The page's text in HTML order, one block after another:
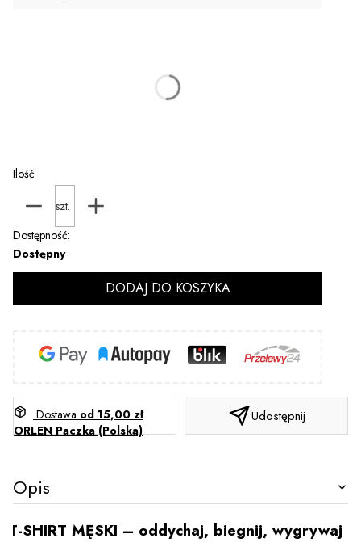
Ilość
szt.
Dostępność:
Dostępny
DODAJ DO KOSZYKA
Dostawa od 15,00 zł
ORLEN Paczka (Polska)
Udostępnij
Opis
T-SHIRT MĘSKI – oddychaj, biegnij, wygrywaj